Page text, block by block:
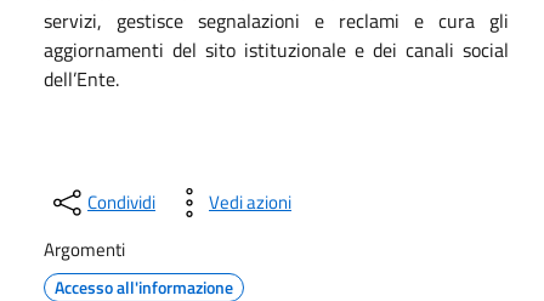
servizi, gestisce segnalazioni e reclami e cura gli
aggiornamenti del sito istituzionale e dei canali social
dell’Ente.
Condividi
Vedi azioni
Argomenti
Accesso all'informazione